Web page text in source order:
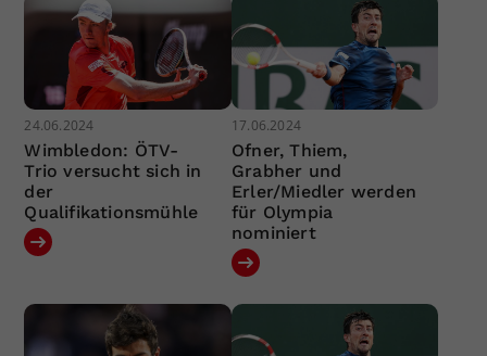
24.06.2024
Wimbledon: ÖTV-
Trio versucht sich in
der
Qualifikationsmühle
17.06.2024
Ofner, Thiem,
Grabher und
Erler/Miedler werden
für Olympia
nominiert